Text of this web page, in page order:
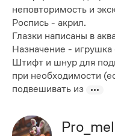
неповторимость и
Роспись - акрил.
Глазки написаны в
Назначение -
Штифт и шнур для
при необходимости
подвешивать из